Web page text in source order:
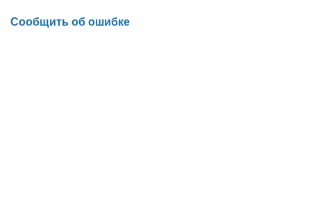
Сообщить об ошибке